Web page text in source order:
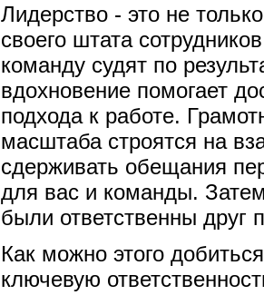
Лидерство - это не
своего штата
команду судят по
вдохновение помогает
подхода к работе.
масштаба строятся на
сдерживать обещания
для вас и команды.
были ответственны друг
Как можно этого
ключевую